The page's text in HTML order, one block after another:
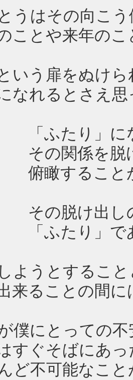
うはその向こ
ことや来年のこ
いう扉をぬけら
なれるとさえ
たり」にな
関係を脱け
することが
脱け出しの
たり」であ
ようとすること
来ることの間
僕にとっての
すぐそばにあっ
ど不可能なこ